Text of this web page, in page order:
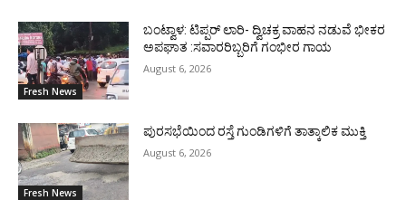
Fresh News
ಬಂಟ್ವಾಳ: ಟಿಪ್ಪರ್ ಲಾರಿ- ದ್ವಿಚಕ್ರ ವಾಹನ ನಡುವೆ ಭೀಕರ
ಅಪಘಾತ :ಸವಾರರಿಬ್ಬರಿಗೆ ಗಂಭೀರ ಗಾಯ
August 6, 2026
Fresh News
ಪುರಸಭೆಯಿಂದ ರಸ್ತೆ ಗುಂಡಿಗಳಿಗೆ ತಾತ್ಕಾಲಿಕ ಮುಕ್ತಿ
August 6, 2026